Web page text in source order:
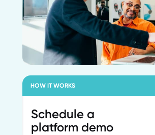
HOW IT WORKS
Schedule a
platform demo